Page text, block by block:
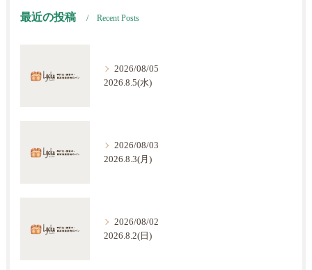
最近の投稿 Recent Posts
2026/08/05
2026.8.5(水)
2026/08/03
2026.8.3(月)
2026/08/02
2026.8.2(日)